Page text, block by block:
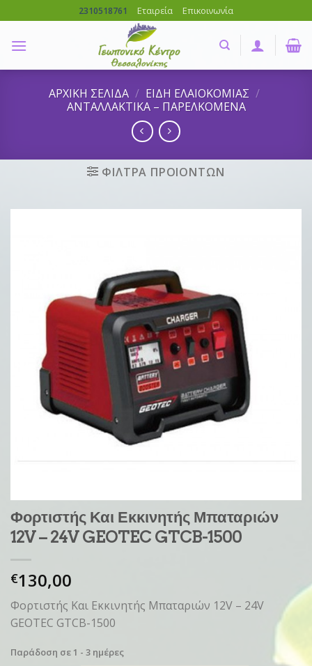
to
content
2310518761 Εταιρεία Επικοινωνία
ΑΡΧΙΚΗ ΣΕΛΙΔΑ / ΕΙΔΗ ΕΛΑΙΟΚΟΜΙΑΣ /
ΑΝΤΑΛΛΑΚΤΙΚΑ – ΠΑΡΕΛΚΟΜΕΝΑ
ΦΙΛΤΡΑ ΠΡΟΙΟΝΤΩΝ
Φορτιστής Και Εκκινητής Μπαταριών
12V – 24V GEOTEC GTCB-1500
€130,00
Φορτιστής Και Εκκινητής Μπαταριών 12V – 24V
GEOTEC GTCB-1500
Παράδοση σε 1 - 3 ημέρες